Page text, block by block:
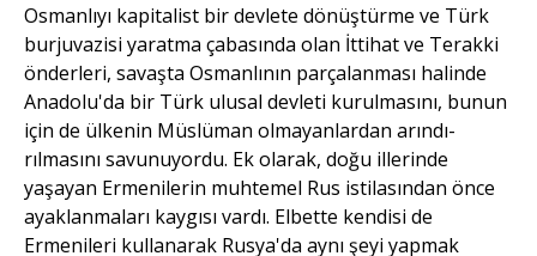
Osmanlıyı kapitalist bir dev­lete dönüştürme ve Türk
burjuvazisi yaratma çabasında olan İttihat ve Terakki
önderleri, savaşta Osman­lının parçalanması halinde
Anadolu'da bir Türk ulusal devleti kurulmasını, bunun
için de ülkenin Müslüman olmayanlardan arındı­
rılmasını savunuyordu. Ek olarak, doğu illerinde
yaşayan Ermenilerin muhtemel Rus istilasından önce
ayaklanmaları kaygısı vardı. Elbette kendisi de
Ermenileri kullanarak Rusya'da aynı şeyi yapmak